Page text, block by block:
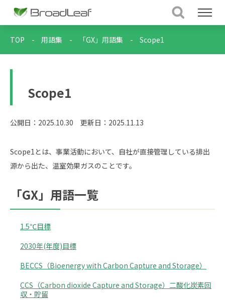
TOP - 用語集 - 「GX」用語集 - Scope1
Scope1
公開日：2025.10.30 更新日：2025.11.13
Scope1とは、事業活動において、自社が直接管理している排出
源から出た、温室効果ガスのことです。
「GX」用語一覧
1.5℃目標
2030年(年度)目標
BECCS（Bioenergy with Carbon Capture and Storage）
CCS（Carbon dioxide Capture and Storage）二酸化炭素回
収・貯留